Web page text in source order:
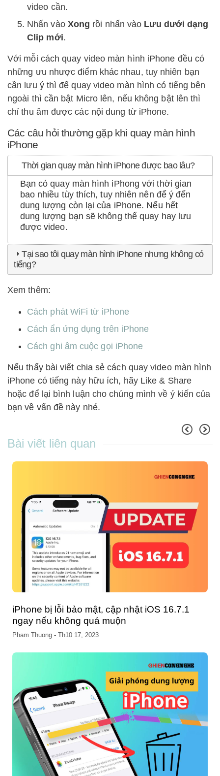
video cần.
Nhấn vào Xong rồi nhấn vào Lưu dưới dạng
Clip mới.
Với mỗi cách quay video màn hình iPhone đều có
những ưu nhược điểm khác nhau, tuy nhiên bạn
cần lưu ý thì để quay video màn hình có tiếng bên
ngoài thì cần bật Micro lên, nếu không bật lên thì
chỉ thu âm được các nội dung từ iPhone.
Các câu hỏi thường gặp khi quay màn hình
iPhone
Thời gian quay màn hình iPhone được bao lâu?
Bạn có quay màn hình iPhong với thời gian
bao nhiều tùy thích, tuy nhiên nên để ý đến
dung lượng còn lại của iPhone. Nếu hết
dung lượng bạn sẽ không thể quay hay lưu
được video.
Tại sao tôi quay màn hình iPhone nhưng không có
tiếng?
Xem thêm:
Cách phát WiFi từ iPhone
Cách ẩn ứng dụng trên iPhone
Cách ghi âm cuộc gọi iPhone
Nếu thấy bài viết chia sẻ cách quay video màn hình
iPhone có tiếng này hữu ích, hãy Like & Share
hoặc để lại bình luận cho chúng mình về ý kiến của
bạn về vấn đề này nhé.
Bài viết liên quan
iPhone bị lỗi bảo mật, cập nhật iOS 16.7.1
ngay nếu không quá muộn
Pham Thuong - Th10 17, 2023